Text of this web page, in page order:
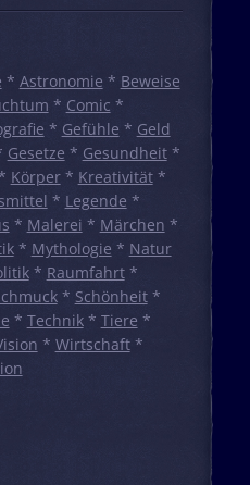
* Astronomie * Beweise
* Comic *
* Gefühle * Geld
Gesetze * Gesundheit*
Körper* Kreativität*
* Legende *
* Malerei * Märchen *
* Mythologie * Natur
* Raumfahrt*
* Schönheit*
* Technik* Tiere *
* Wirtschaft*